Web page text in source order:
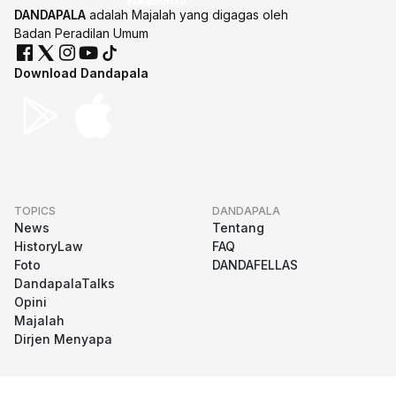
DANDAPALA adalah Majalah yang digagas oleh
Badan Peradilan Umum
Download Dandapala
TOPICS
News
HistoryLaw
Foto
DandapalaTalks
Opini
Majalah
Dirjen Menyapa
DANDAPALA
Tentang
FAQ
DANDAFELLAS